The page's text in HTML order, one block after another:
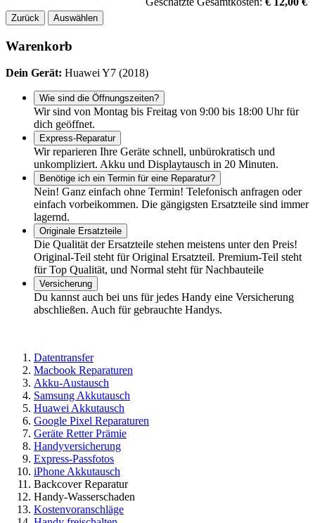
Zurück Auswählen
Warenkorb
Dein Gerät: Huawei Y7 (2018)
Wie sind die Öffnungszeiten?
Wir sind von Montag bis Freitag von 9:00 bis 18:00 Uhr für
dich geöffnet.
Express-Reparatur
Wir reparieren Ihre Geräte schnell, unbürokratisch und
unkompliziert. Akku und Displaytausch in 20 Minuten.
Benötige ich ein Termin für eine Reparatur?
Nein! Ganz einfach ohne Termin! Telefonisch anfragen oder
einfach vorbeikommen. Die gängigsten Ersatzteile sind immer
lagernd.
Originale Ersatzteile
Die Qualität der Ersatzteile stehen meistens unter den Preis!
Original-Teil steht für Original Ersatzteil. Premium-Teil steht
für Top Qualität, und Normal steht für Nachbauteile
Versicherung
Du kannst auch bei uns für jedes Handy eine Versicherung
abschließen. Auch für gebrauchte Handys.
Datentransfer
Macbook Reparaturen
Akku-Austausch
Samsung Akkutausch
Huawei Akkutausch
Google Pixel Reparaturen
Geräte Retter Prämie
Handyversicherung
Express-Passfotos
iPhone Akkutausch
Backcover Reparatur
Handy-Wasserschaden
Kostenvoranschläge